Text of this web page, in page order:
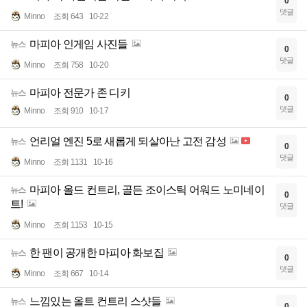
Minno 조회 643 10-22 댓글
뉴스 마피아 인게임 사진들
Minno 조회 758 10-20
0
댓글
뉴스 마피아 전문가 존 디키
Minno 조회 910 10-17
0
댓글
뉴스 언리얼 엔진 5로 새롭게 되살아난 고전 감성
Minno 조회 1131 10-16
0
댓글
뉴스 마피아 올드 컨트리, 골든 조이스틱 어워드 노미네이
트!
Minno 조회 1153 10-15
0
댓글
뉴스 한 팬이 공개한 마피아 화보집
Minno 조회 667 10-14
0
댓글
뉴스 느낌있는 올트 컨트리 스샷들